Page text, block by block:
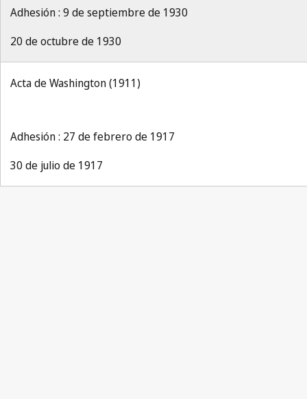
Adhesión : 9 de septiembre de 1930
20 de octubre de 1930
Acta de Washington (1911)
Adhesión : 27 de febrero de 1917
30 de julio de 1917